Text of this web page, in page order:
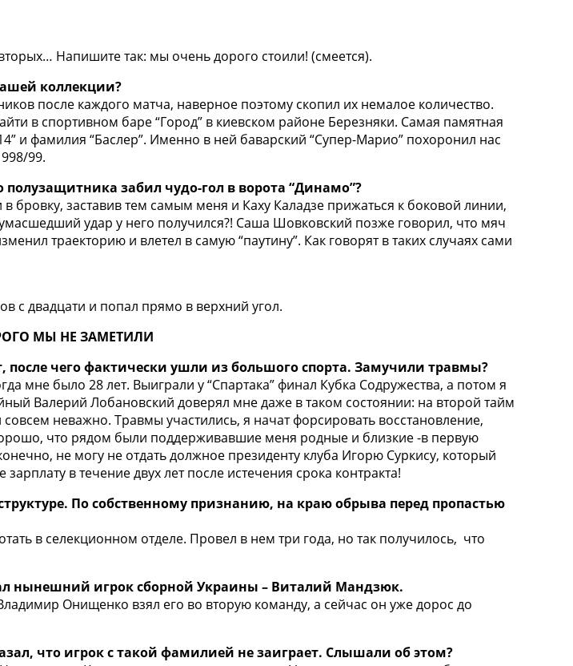
Напишите так: мы очень дорого стоили! (смеется).
коллекции?
после каждого матча, наверное поэтому скопил их немалое количество.
в спортивном баре “Город” в киевском районе Березняки. Самая памятная
и фамилия “Баслер”. Именно в ней баварский “Супер-Марио” похоронил нас
99.
полузащитника забил чудо-гол в ворота “Динамо”?
бровку, заставив тем самым меня и Каху Каладзе прижаться к боковой линии,
удар у него получился?! Саша Шовковский позже говорил, что мяч
траекторию и влетел в самую “паутину”. Как говорят в таких случаях сами
с двадцати и попал прямо в верхний угол.
МЫ НЕ ЗАМЕТИЛИ
после чего фактически ушли из большого спорта. Замучили травмы?
мне было 28 лет. Выиграли у “Спартака” финал Кубка Содружества, а потом я
Валерий Лобановский доверял мне даже в таком состоянии: на второй тайм
неважно. Травмы участились, я начат форсировать восстановление,
что рядом были поддерживавшие меня родные и близкие -в первую
не могу не отдать должное президенту клуба Игорю Суркису, который
в течение двух лет после истечения срока контракта!
По собственному признанию, на краю обрыва перед пропастью
в селекционном отделе. Провел в нем три года, но так получилось, что
нынешний игрок сборной Украины – Виталий Мандзюк.
Онищенко взял его во вторую команду, а сейчас он уже дорос до
что игрок с такой фамилией не заиграет. Слышали об этом?